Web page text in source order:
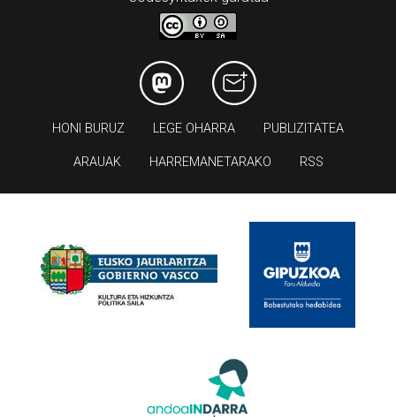
HONI BURUZ LEGE OHARRA PUBLIZITATEA
ARAUAK HARREMANETARAKO RSS